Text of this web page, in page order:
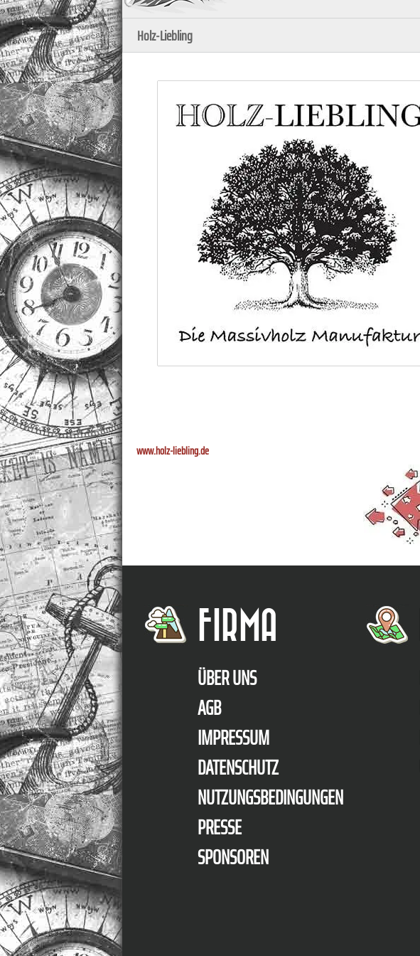
Holz-Liebling
www.holz-liebling.de
FIRMA
ÜBER UNS
AGB
IMPRESSUM
DATENSCHUTZ
NUTZUNGSBEDINGUNGEN
PRESSE
SPONSOREN